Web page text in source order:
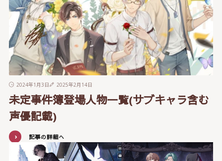
2024年1月3日 2025年2月14日
未定事件簿登場人物一覧(サブキャラ含む
声優記載)
記事の詳細へ